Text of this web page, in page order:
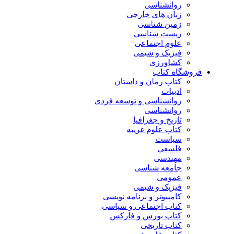
روانشناسی
زبان های خارجی
زمین شناسی
زیست شناسی
علوم اجتماعی
فیزیک و شیمی
کشاورزی
فروشگاه کتاب
کتاب رمان و داستان
ادبیات
روانشناسی و توسعه فردی
روانشناسی
تاریخ و جغرافیا
کتاب علوم غریبه
سیاست
فلسفی
مهندسی
جامعه شناسی
عمومی
فیزیک و شیمی
کامپیوتر و برنامه نویسی
کتاب اجتماعی و سیاسی
کتاب بورس و فارکس
کتاب تاریخی